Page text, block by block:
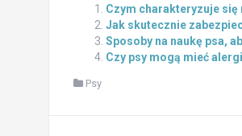
Czym charakteryzuje się
Jak skutecznie
Sposoby na naukę psa,
Czy psy mogą mieć
Psy